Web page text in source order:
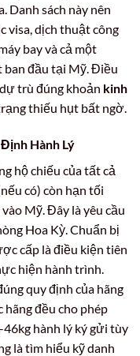
Danh sách này nên
visa, dịch thuật công
bay và cả một
ban đầu tại Mỹ. Điều
trù đúng khoản kinh
thiếu hụt bất ngờ.
Hành Lý
hộ chiếu của tất cả
có) còn hạn tối
Mỹ. Đây là yêu cầu
Hoa Kỳ. Chuẩn bị
cấp là điều kiện tiên
hiện hành trình.
quy định của hãng
hãng đều cho phép
46kg hành lý ký gửi tùy
là tìm hiểu kỹ danh